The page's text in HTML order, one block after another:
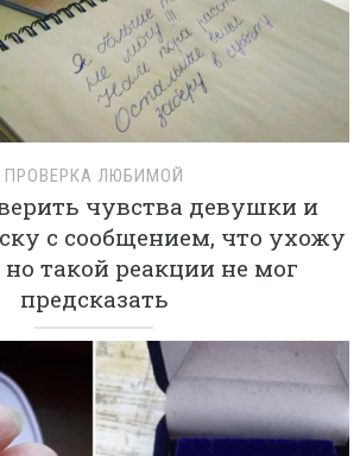
ПРОВЕРКА ЛЮБИМОЙ
чувства девушки и
с сообщением, что ухожу
но такой реакции не мог
предсказать